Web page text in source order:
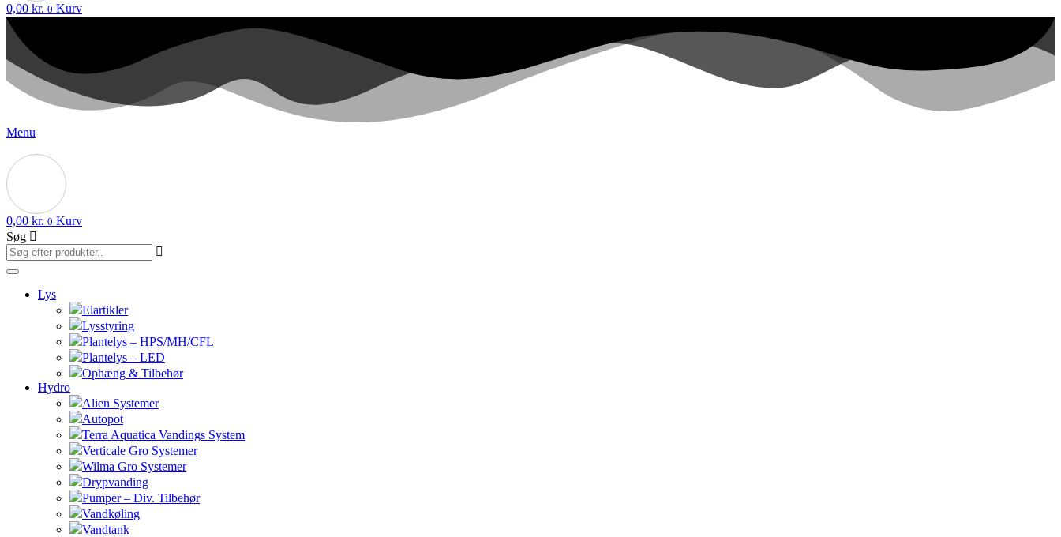
0,00 kr. 0 Kurv
Menu
0,00 kr. 0 Kurv
Søg
Lys
Elartikler
Lysstyring
Plantelys – HPS/MH/CFL
Plantelys – LED
Ophæng & Tilbehør
Hydro
Alien Systemer
Autopot
Terra Aquatica Vandings System
Verticale Gro Systemer
Wilma Gro Systemer
Drypvanding
Pumper – Div. Tilbehør
Vandkøling
Vandtank